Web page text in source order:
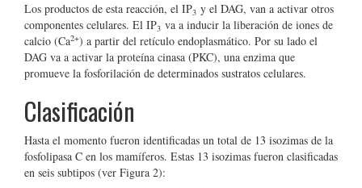
Los productos de esta reacción, el IP3 y el DAG, van a activar otros
componentes celulares. El IP3 va a inducir la liberación de iones de
calcio (Ca2+) a partir del retículo endoplasmático. Por su lado el
DAG va a activar la proteína cinasa (PKC), una enzima que
promueve la fosforilación de determinados sustratos celulares.
Clasificación
Hasta el momento fueron identificadas un total de 13 isozimas de la
fosfolipasa C en los mamíferos. Estas 13 isozimas fueron clasificadas
en seis subtipos (ver Figura 2):